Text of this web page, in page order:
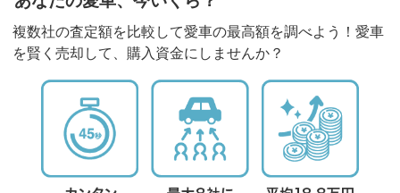
複数社の査定額を比較して愛車の最高額を調べよう！愛車
を賢く売却して、購入資金にしませんか？